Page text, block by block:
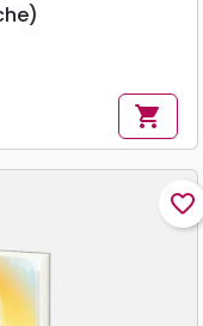
shopping_cart
favorite_border